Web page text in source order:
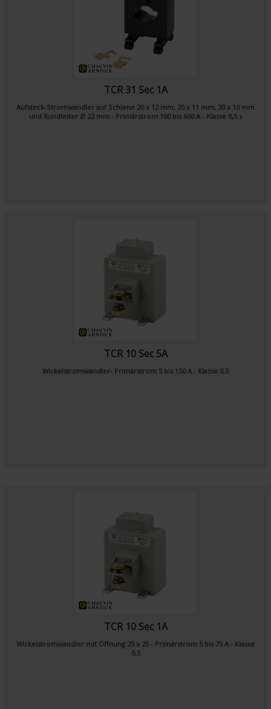
TCR 31 Sec 1A
Aufsteck-Stromwandler auf Schiene 20 x 12 mm, 25 x 11 mm, 30 x 10 mm
und Rundleiter Ø 22 mm - Primärstrom 100 bis 600 A - Klasse 0,5 s
TCR 10 Sec 5A
Wickelstromwandler- Primärstrom 5 bis 150 A - Klasse 0,5
TCR 10 Sec 1A
Wickelstromwandler mit Öffnung 25 x 25 - Primärstrom 5 bis 75 A - Klasse
0,5